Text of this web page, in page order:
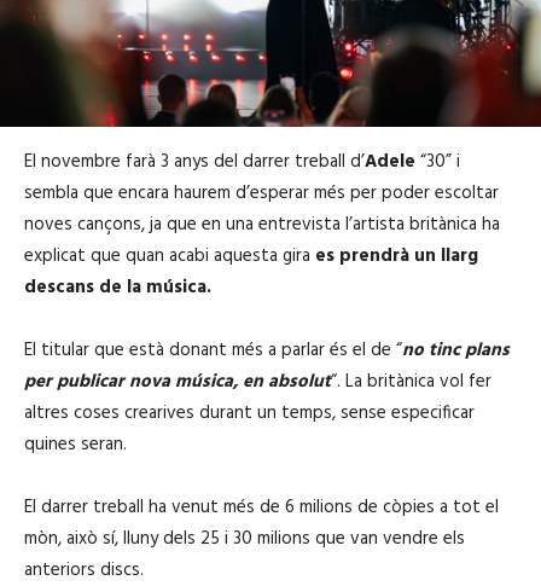
El novembre farà 3 anys del darrer treball d’Adele “30” i
sembla que encara haurem d’esperar més per poder escoltar
noves cançons, ja que en una entrevista l’artista britànica ha
explicat que quan acabi aquesta gira es prendrà un llarg
descans de la música.
El titular que està donant més a parlar és el de “no tinc plans
per publicar nova música, en absolut“. La britànica vol fer
altres coses crearives durant un temps, sense especificar
quines seran.
El darrer treball ha venut més de 6 milions de còpies a tot el
mòn, això sí, lluny dels 25 i 30 milions que van vendre els
anteriors discs.